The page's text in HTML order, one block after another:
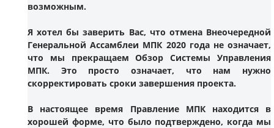
возможным.
Я хотел бы заверить Вас, что отмена Внеочередной
Генеральной Ассамблеи МПК 2020 года не означает,
что мы прекращаем Обзор Системы Управления
МПК. Это просто означает, что нам нужно
скорректировать сроки завершения проекта.
В настоящее время Правление МПК находится в
хорошей форме, что было подтверждено, когда мы